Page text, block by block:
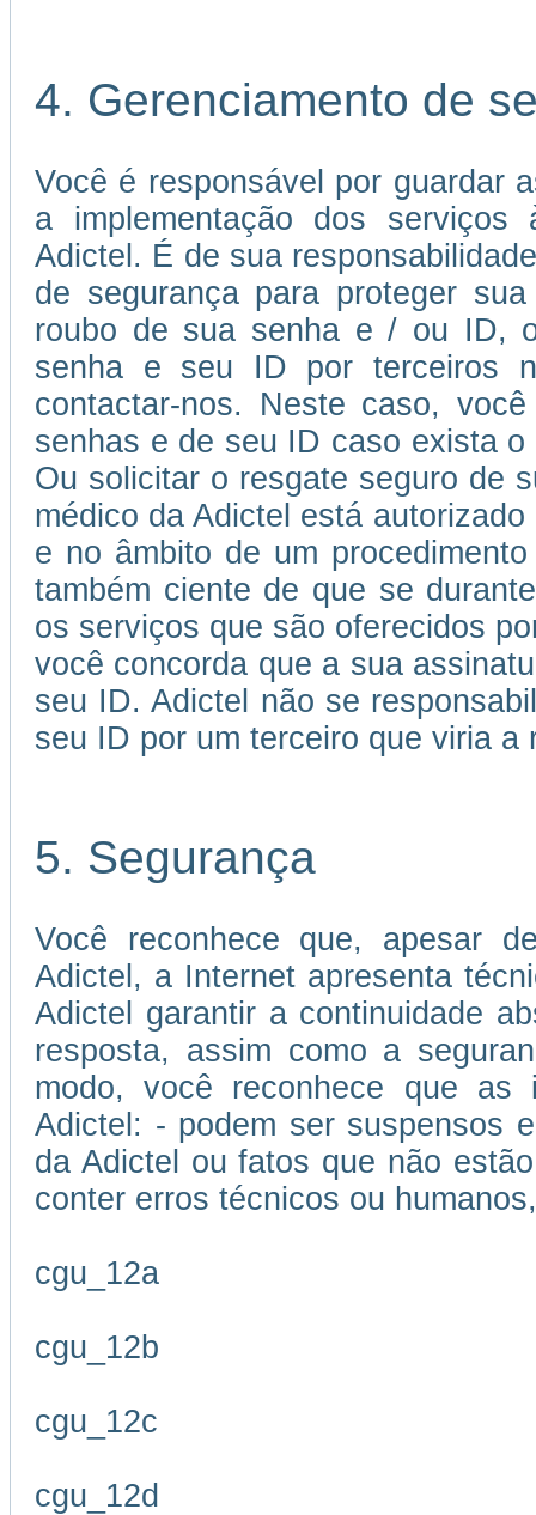
4. Gerenciamento de
Você é responsável por guardar
a implementação dos
Adictel. É de sua
de segurança para proteger
roubo de sua senha e / ou ID,
senha e seu ID por terceiros
contactar-nos. Neste caso,
senhas e de seu ID caso exista
Ou solicitar o resgate seguro de
médico da Adictel está
e no âmbito de um
também ciente de que se
os serviços que são oferecidos
você concorda que a sua
seu ID. Adictel não se
seu ID por um terceiro que viria a
5. Segurança
Você reconhece que, apesar
Adictel, a Internet apresenta
Adictel garantir a continuidade
resposta, assim como a
modo, você reconhece que as
Adictel: - podem ser suspensos
da Adictel ou fatos que não
conter erros técnicos ou
cgu_12a
cgu_12b
cgu_12c
cgu_12d